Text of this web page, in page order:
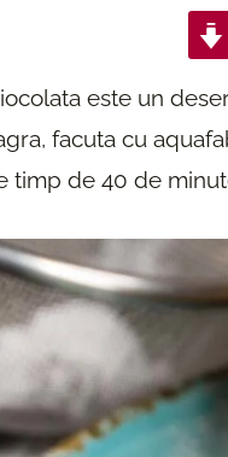
este un
facuta cu
timp de 40 de